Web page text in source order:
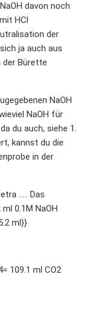
davon noch
HCl
der
ja auch aus
der Bürette
NaOH
NaOH für
du auch, siehe 1.
kannst du die
in der
..... Das
0.1M NaOH
ml}}
109.1 ml CO2